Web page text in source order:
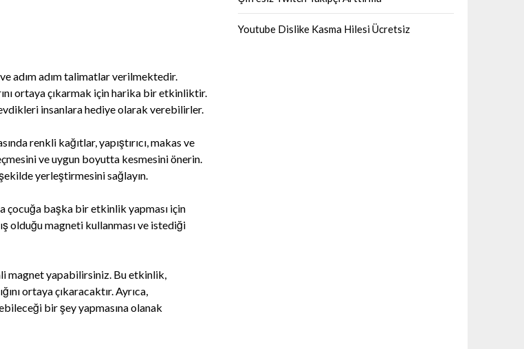
adım adım talimatlar verilmektedir.
ortaya çıkarmak için harika bir etkinliktir.
insanlara hediye olarak verebilirler.
renkli kağıtlar, yapıştırıcı, makas ve
ve uygun boyutta kesmesini önerin.
yerleştirmesini sağlayın.
çocuğa başka bir etkinlik yapması için
olduğu magneti kullanması ve istediği
magnet yapabilirsiniz. Bu etkinlik,
ortaya çıkaracaktır. Ayrıca,
bir şey yapmasına olanak
Youtube Dislike Kasma Hilesi Ücretsiz